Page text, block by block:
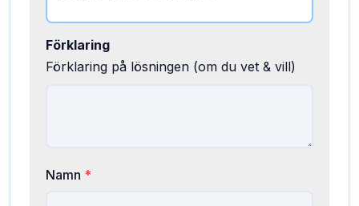
Förklaring
Förklaring på lösningen (om du vet & vill)
Namn *